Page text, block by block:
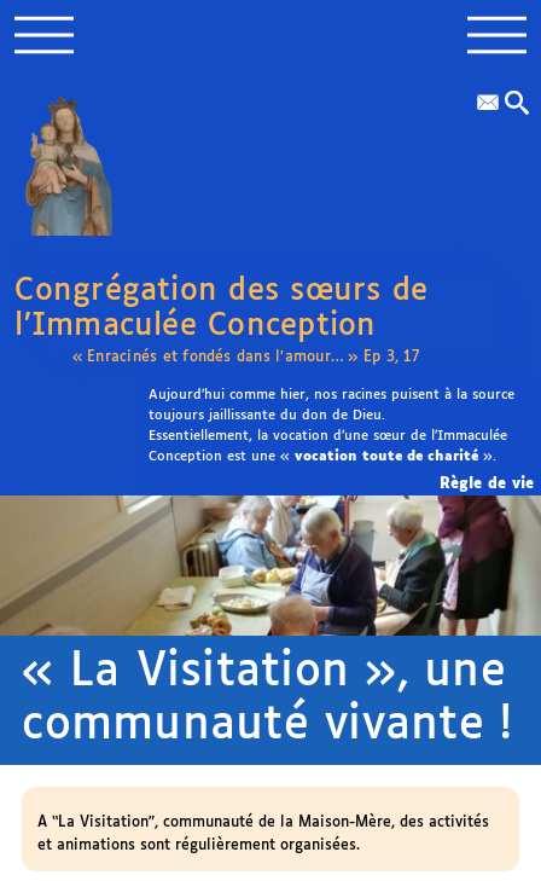
Congrégation des sœurs de
l’Immaculée Conception
« Enracinés et fondés dans l’amour… » Ep 3, 17
Règle de vie
Aujourd’hui comme hier, nos racines puisent à la source
toujours jaillissante du don de Dieu.
Essentiellement, la vocation d’une sœur de l’Immaculée
Conception est une « vocation toute de charité».
« La Visitation », une
communauté vivante !
A “La Visitation”, communauté de la Maison-Mère, des activités
et animations sont régulièrement organisées.